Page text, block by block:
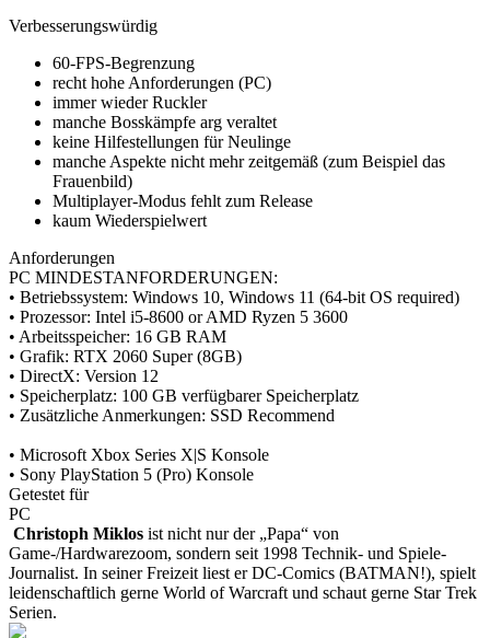
Verbesserungswürdig
60-FPS-Begrenzung
recht hohe Anforderungen (PC)
immer wieder Ruckler
manche Bosskämpfe arg veraltet
keine Hilfestellungen für Neulinge
manche Aspekte nicht mehr zeitgemäß (zum Beispiel das
Frauenbild)
Multiplayer-Modus fehlt zum Release
kaum Wiederspielwert
Anforderungen
PC MINDESTANFORDERUNGEN:
• Betriebssystem: Windows 10, Windows 11 (64-bit OS required)
• Prozessor: Intel i5-8600 or AMD Ryzen 5 3600
• Arbeitsspeicher: 16 GB RAM
• Grafik: RTX 2060 Super (8GB)
• DirectX: Version 12
• Speicherplatz: 100 GB verfügbarer Speicherplatz
• Zusätzliche Anmerkungen: SSD Recommend
• Microsoft Xbox Series X|S Konsole
• Sony PlayStation 5 (Pro) Konsole
Getestet für
PC
Christoph Miklos ist nicht nur der „Papa“ von
Game-/Hardwarezoom, sondern seit 1998 Technik- und Spiele-
Journalist. In seiner Freizeit liest er DC-Comics (BATMAN!), spielt
leidenschaftlich gerne World of Warcraft und schaut gerne Star Trek
Serien.